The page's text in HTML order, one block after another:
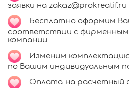
заявки на zakaz@prokreatif.ru
Бесплатно оформим
соответствии с
компании
Изменим комплектацию
по Вашим индивидуальным
Оплата на расчетный